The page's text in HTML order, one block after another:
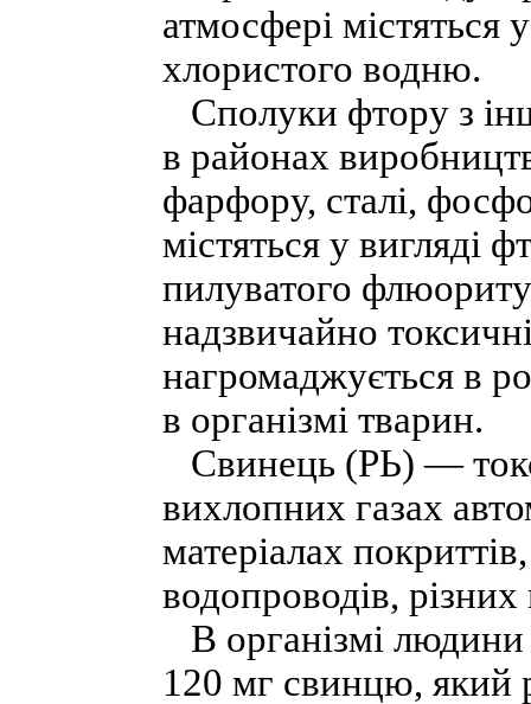
атмосфері містяться
хлористого водню.
Сполуки фтору з
в районах
фарфору, сталі,
містяться у вигляді
пилуватого
надзвичайно
нагромаджується в
в організмі тварин.
Свинець (РЬ) —
вихлопних газах
матеріалах
водопроводів,
В організмі людини
120 мг свинцю, який